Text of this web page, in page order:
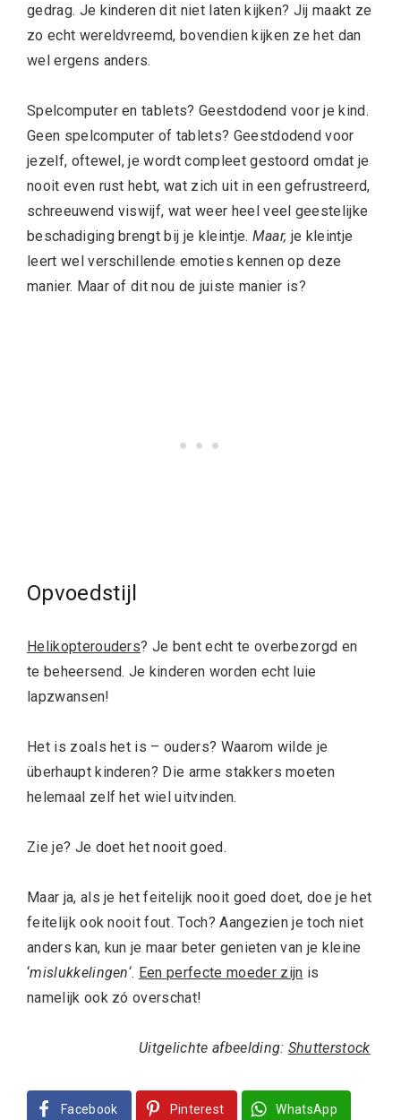
gedrag. Je kinderen dit niet laten kijken? Jij maakt ze
zo echt wereldvreemd, bovendien kijken ze het dan
wel ergens anders.
Spelcomputer en tablets? Geestdodend voor je kind.
Geen spelcomputer of tablets? Geestdodend voor
jezelf, oftewel, je wordt compleet gestoord omdat je
nooit even rust hebt, wat zich uit in een gefrustreerd,
schreeuwend viswijf, wat weer heel veel geestelijke
beschadiging brengt bij je kleintje. Maar, je kleintje
leert wel verschillende emoties kennen op deze
manier. Maar of dit nou de juiste manier is?
Opvoedstijl
Helikopterouders? Je bent echt te overbezorgd en
te beheersend. Je kinderen worden echt luie
lapzwansen!
Het is zoals het is – ouders? Waarom wilde je
überhaupt kinderen? Die arme stakkers moeten
helemaal zelf het wiel uitvinden.
Zie je? Je doet het nooit goed.
Maar ja, als je het feitelijk nooit goed doet, doe je het
feitelijk ook nooit fout. Toch? Aangezien je toch niet
anders kan, kun je maar beter genieten van je kleine
‘mislukkelingen‘. Een perfecte moeder zijn is
namelijk ook zó overschat!
Uitgelichte afbeelding: Shutterstock
Facebook Pinterest WhatsApp